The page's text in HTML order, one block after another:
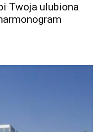
Twoja ulubiona